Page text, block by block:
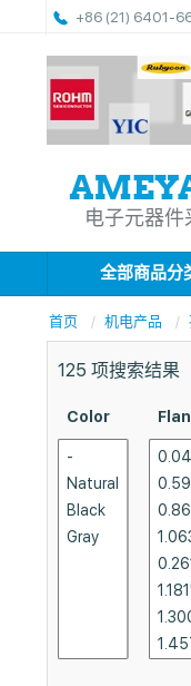
+86 (21) 6401-
电子元器件
全部商品分
首页 机电产品
125 项搜索结果
Color